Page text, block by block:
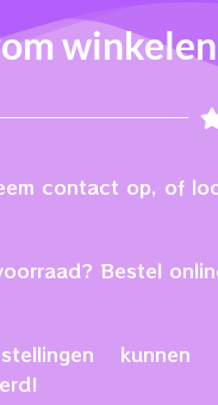
contact op, of
Bestel